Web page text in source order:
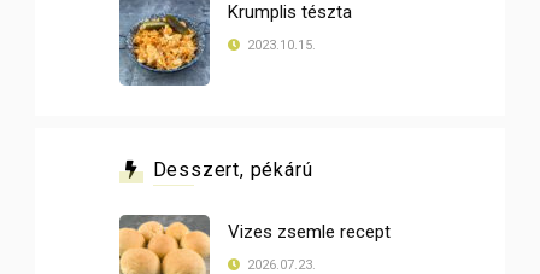
Krumplis tészta
2023.10.15.
Desszert, pékárú
Vizes zsemle recept
2026.07.23.